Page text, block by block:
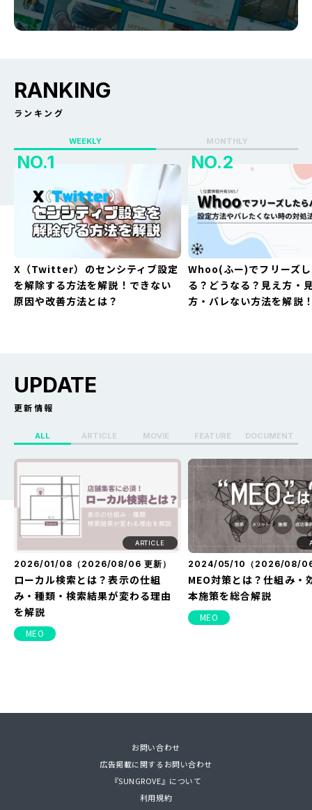
RANKING
ランキング
WEEKLY MONTHLY
X（Twitter）のセンシティブ設定
を解除する方法を解説！できない
原因や改善方法とは？
Whoo(ふー)でフリーズ
る？どうなる？見え方・
方・バレない方法を解説
原因や改善方法とは？
る？どうなる？見え方・
方・バレない方法を解説
UPDATE
更新情報
ALL ARTICLE MOVIE FEATURE DOCUMENT
ARTICLE
2026/01/08（ 2026/08/06 更新）
ローカル検索とは？表示の仕組
み・種類・検索結果が変わる理由
を解説
MEO
2024/05/10（ 2026/08/
MEO対策とは？仕組み・
本施策を総合解説
MEO
2026/08/06更新）
ローカル検索とは？表示の仕組
2024/05/10（
2026/03/12更新）
MEOって何？対策を行うメリット
2022/03/25（
2026/08/03更新）
【ランキング】読者に人気の記事
2023/04/18（
SNSマーケティング – 成果につな
2021/11/26（
お問い合わせ
広告掲載に関するお問い合わせ
『SUNGROVE』について
利用規約